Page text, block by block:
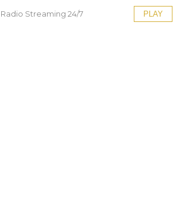
Radio Streaming 24/7 PLAY